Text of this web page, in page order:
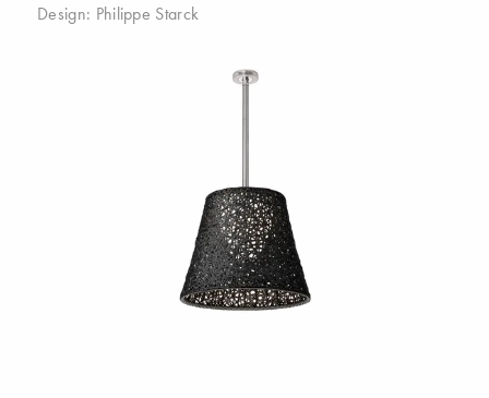
Design: Philippe Starck